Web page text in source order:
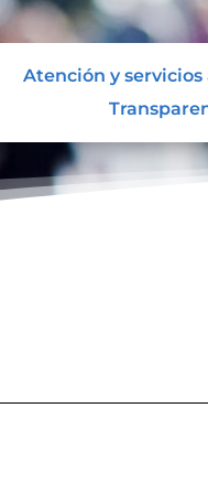
Atención y